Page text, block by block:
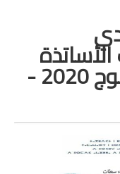
الخامس
موظفي الأكاديمية فوج 2020 -